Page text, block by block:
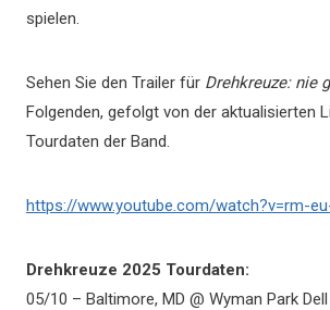
spielen.
Sehen Sie den Trailer für Drehkreuze: nie
Folgenden, gefolgt von der aktualisierten
Tourdaten der Band.
https://www.youtube.com/watch?v=rm-
Drehkreuze 2025 Tourdaten:
05/10 – Baltimore, MD @ Wyman Park Dell